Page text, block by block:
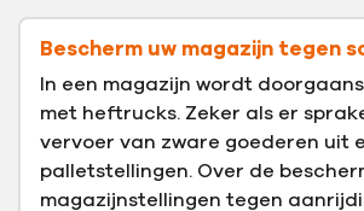
Bescherm uw magazijn tegen
In een magazijn wordt
met heftrucks. Zeker als er
vervoer van zware goederen uit
palletstellingen. Over de
magazijnstellingen tegen